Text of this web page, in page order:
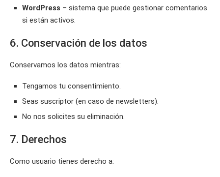
WordPress – sistema que puede gestionar comentarios
si están activos.
6. Conservación de los datos
Conservamos los datos mientras:
Tengamos tu consentimiento.
Seas suscriptor (en caso de newsletters).
No nos solicites su eliminación.
7. Derechos
Como usuario tienes derecho a: